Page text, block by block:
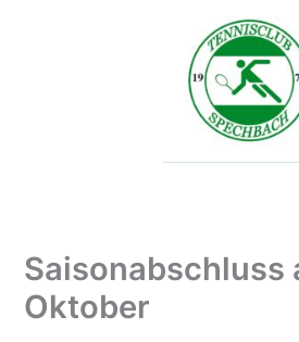
Saisonabschluss
Oktober